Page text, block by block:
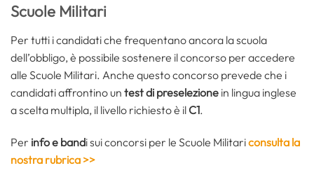
Scuole Militari
Per tutti i candidati che frequentano ancora la scuola
dell’obbligo, è possibile sostenere il concorso per accedere
alle Scuole Militari. Anche questo concorso prevede che i
candidati affrontino un test di preselezione in lingua inglese
a scelta multipla, il livello richiesto è il C1.
Per info e bandi sui concorsi per le Scuole Militariconsulta la
nostra rubrica >>